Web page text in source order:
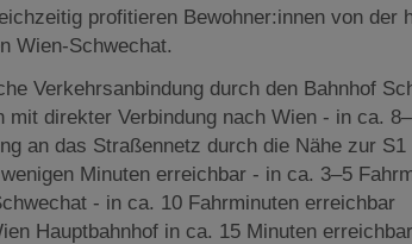
profitieren Bewohner:innen von der
Wien-Schwechat.
Verkehrsanbindung durch den Bahnhof
mit direkter Verbindung nach Wien - in ca.
an das Straßennetz durch die Nähe zur
Minuten erreichbar - in ca. 3–5
- in ca. 10 Fahrminuten erreichbar
Hauptbahnhof in ca. 15 Minuten erreichbar